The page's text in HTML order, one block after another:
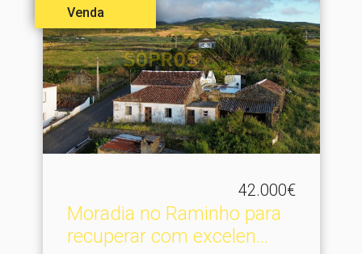
Venda
42.000€
Moradia no Raminho para
recuperar com excelen.​..